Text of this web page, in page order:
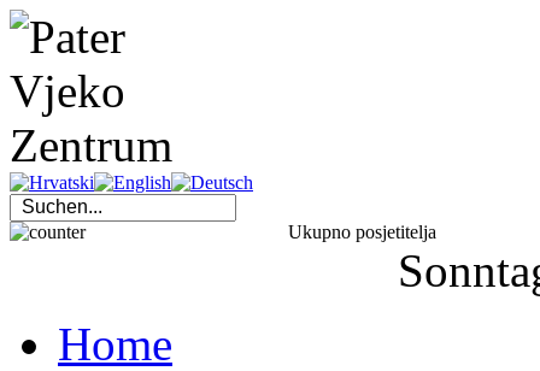
Ukupno posjetitelja
Home